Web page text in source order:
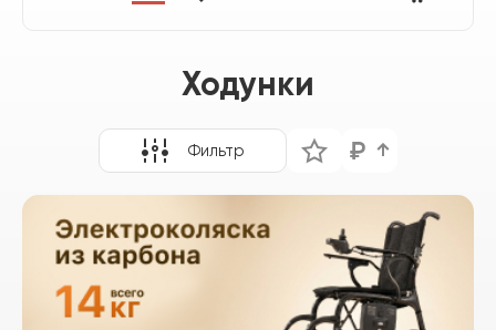
Ходунки
Фильтр